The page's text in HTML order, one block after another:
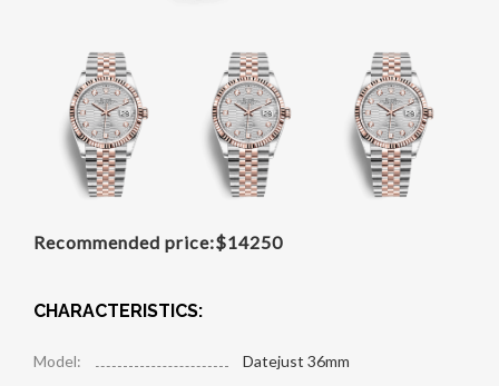
Recommended price:$14250
CHARACTERISTICS:
Model:
Datejust 36mm